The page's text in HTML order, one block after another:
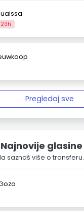
Pregledaj sve
glasine
saznaš više o transferu.